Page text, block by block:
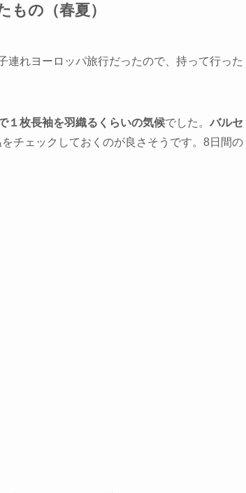
もの（春夏）
連れヨーロッパ旅行だったので、持って行った
１枚長袖を羽織るくらいの気候でした。 バルセ
チェックしておくのが良さそうです。8日間の